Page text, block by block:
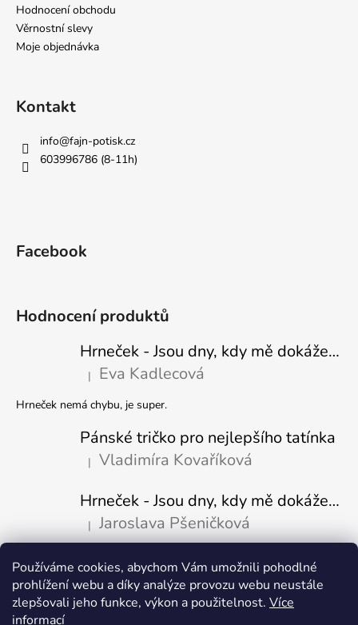
Používáme cookies, abychom Vám umožnili pohodlné
prohlížení webu a díky analýze provozu webu neustále
zlepšovali jeho funkce, výkon a použitelnost. Více
informací
Hodnocení obchodu
Věrnostní slevy
Moje objednávka
Kontakt
info@fajn-potisk.cz
603996786 (8-11h)
Facebook
Hodnocení produktů
Hrneček - Jsou dny, kdy mě dokáže nasrat i vzduch - Sova
Hodnocení produktu je 5 z 5 hvězdiček.
| Eva Kadlecová
Hrneček nemá chybu, je super.
Pánské tričko pro nejlepšího tatínka
Hodnocení produktu je 5 z 5 hvězdiček.
| Vladimíra Kovaříková
Hrneček - Jsou dny, kdy mě dokáže nasrat i vzduch-naštvaný pejsek
Hodnocení produktu je 5 z 5 hvězdiček.
| Jaroslava Pšeničková
Přijímáme online platby